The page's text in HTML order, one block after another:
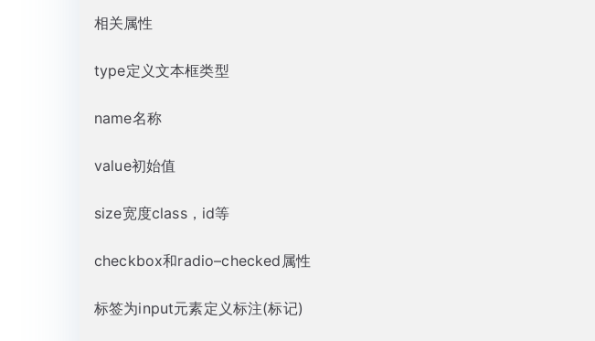
相关属性
type定义文本框类型
name名称
value初始值
size宽度class，id等
checkbox和radio–checked属性
标签为input元素定义标注(标记)